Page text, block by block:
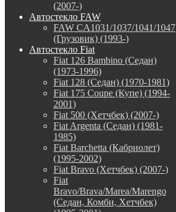
(2007-)
Автостекло FAW
FAW CA1031/1037/1041/1047
(Грузовик) (1993-)
Автостекло Fiat
Fiat 126 Bambino (Седан)
(1973-1996)
Fiat 128 (Седан) (1970-1981)
Fiat 175 Coupe (Купе) (1994-
2001)
Fiat 500 (Хетчбек) (2007-)
Fiat Argenta (Седан) (1981-
1985)
Fiat Barchetta (Кабриолет)
(1995-2002)
Fiat Bravo (Хетчбек) (2007-)
Fiat
Bravo/Brava/Marea/Marengo
(Седан, Комби, Хетчбек)